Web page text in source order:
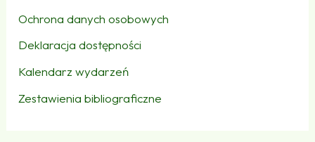
Ochrona danych osobowych
Deklaracja dostępności
Kalendarz wydarzeń
Zestawienia bibliograficzne